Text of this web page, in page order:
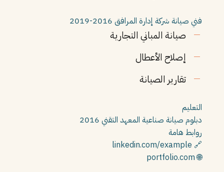
فني صيانة شركة إدارة المرافق 2016-2019
صيانة المباني التجارية
إصلاح الأعطال
تقارير الصيانة
التعليم
دبلوم صيانة صناعية المعهد التقني 2016
روابط هامة
🔗 linkedin.com/example
🌐 portfolio.com